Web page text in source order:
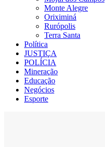
Monte Alegre
Oriximiná
Rurópolis
Terra Santa
Política
JUSTIÇA
POLÍCIA
Mineração
Educação
Negócios
Esporte